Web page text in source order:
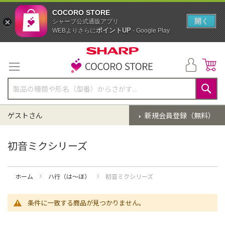
テ
ン
ツ
に
ス
キ
ッ
検
索
新規会員登録（無料）
ゲストさん
初音ミクシリーズ
ホーム ハ行（は～ほ） 初音ミクシリーズ
条件に一致する商品が見つかりません。
COCORO STORE
シャープ公式通販アプリ
WEBよりさらにポイントUP- Google Play
開く